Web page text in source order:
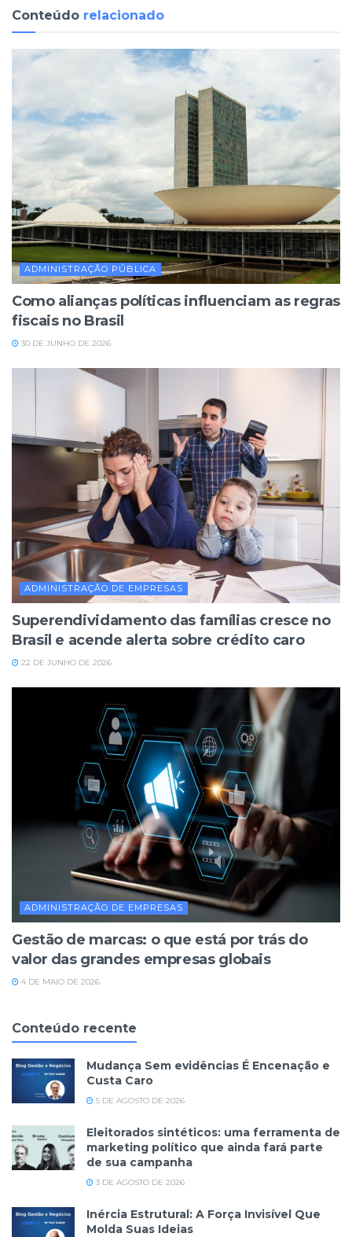
Conteúdo relacionado
ADMINISTRAÇÃO PÚBLICA
Como alianças políticas influenciam as regras
fiscais no Brasil
30 DE JUNHO DE 2026
ADMINISTRAÇÃO DE EMPRESAS
Superendividamento das famílias cresce no
Brasil e acende alerta sobre crédito caro
22 DE JUNHO DE 2026
ADMINISTRAÇÃO DE EMPRESAS
Gestão de marcas: o que está por trás do
valor das grandes empresas globais
4 DE MAIO DE 2026
Conteúdo recente
Mudança Sem evidências É Encenação e
Custa Caro
5 DE AGOSTO DE 2026
Eleitorados sintéticos: uma ferramenta de
marketing político que ainda fará parte
de sua campanha
3 DE AGOSTO DE 2026
Inércia Estrutural: A Força Invisível Que
Molda Suas Ideias